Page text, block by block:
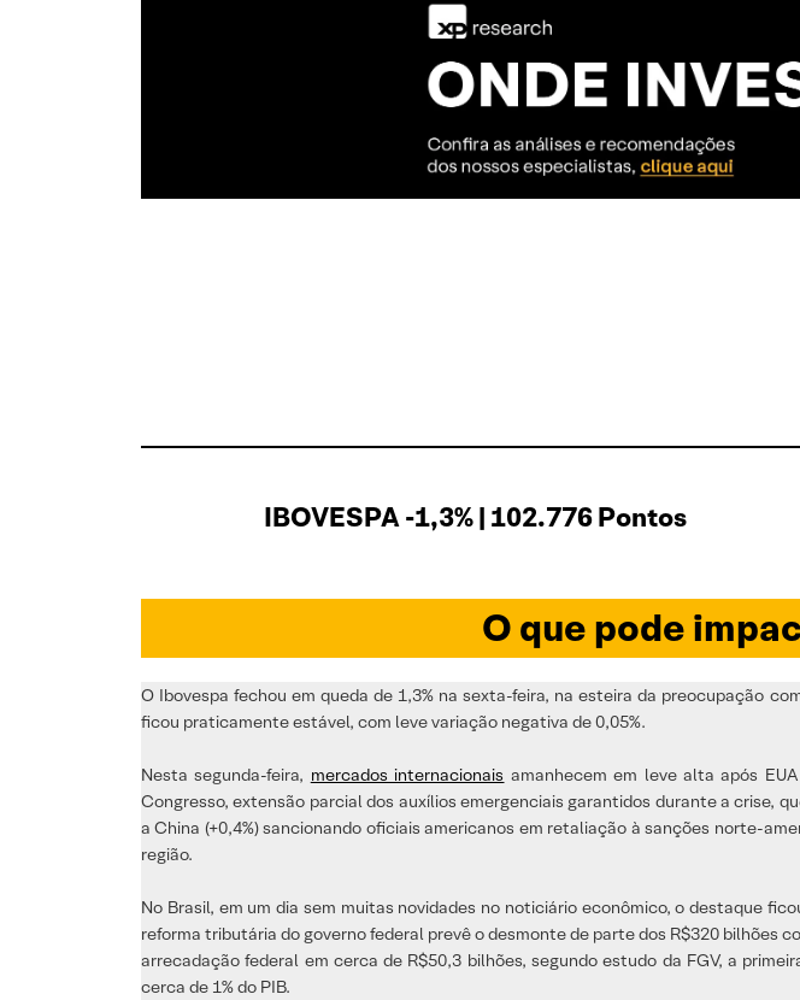
IBOVESPA -1,3% | 102.776 Pontos
O que pode
O Ibovespa fechou em queda de 1,3% na sexta-feira, na esteira da preocupação
ficou praticamente estável, com leve variação negativa de 0,05%.
Nesta segunda-feira, mercados internacionais amanhecem em leve alta após
Congresso, extensão parcial dos auxílios emergenciais garantidos durante a crise,
a China (+0,4%) sancionando oficiais americanos em retaliação à sanções norte-
região.
No Brasil, em um dia sem muitas novidades no noticiário econômico, o destaque
reforma tributária do governo federal prevê o desmonte de parte dos R$320 bilhões
arrecadação federal em cerca de R$50,3 bilhões, segundo estudo da FGV, a
cerca de 1% do PIB.